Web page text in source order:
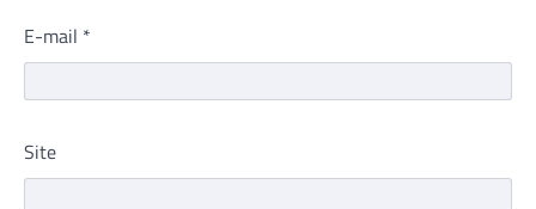
E-mail *
Site